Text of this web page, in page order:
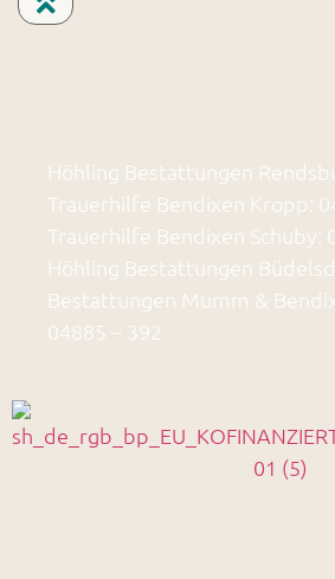
Höhling Bestattungen
Trauerhilfe Bendixen Kropp:
Trauerhilfe Bendixen Schuby:
Höhling Bestattungen
Bestattungen Mumm &
04885 – 392